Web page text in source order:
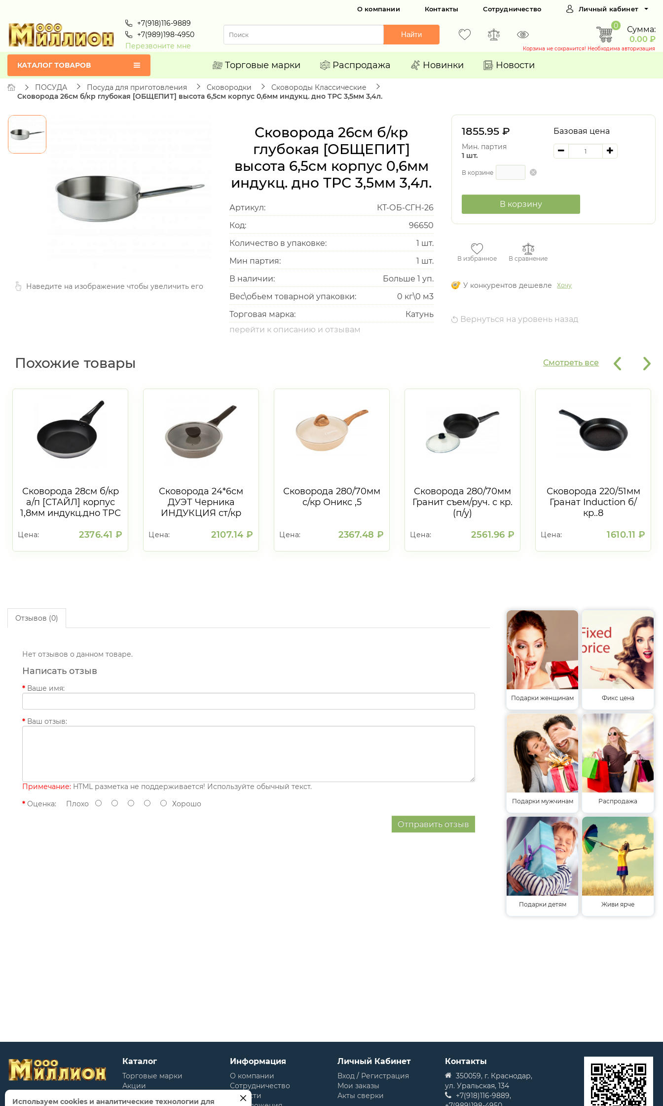
О компании Контакты Сотрудничество Личный кабинет
+7(918)116-9889
+7(989)198-4950
Перезвоните мне
Найти
0
Сумма:
0.00 ₽
Корзина не сохранится! Необходима авторизация
КАТАЛОГ ТОВАРОВ Торговые марки Распродажа Новинки Новости
ПОСУДА Посуда для приготовления Сковородки
Сковороды Классические
Сковорода 26см б/кр глубокая [ОБЩЕПИТ] высота 6,5см корпус 0,6мм индукц. дно ТРС 3,5мм 3,4л.
Наведите на изображение чтобы увеличить его
Сковорода 26см б/кр
глубокая [ОБЩЕПИТ]
высота 6,5см корпус 0,6мм
индукц. дно ТРС 3,5мм 3,4л.
Артикул:
КТ-ОБ-СГН-26
Код:
96650
Количество в упаковке:
1 шт.
Мин партия:
1 шт.
В наличии:
Больше 1 уп.
Вес\обьем товарной упаковки:
0 кг\0 м3
Торговая марка:
Катунь
перейти к описанию и отзывам
1855.95 ₽ Базовая цена
Мин. партия
1 шт.
В корзине
В корзину
В избранное В сравнение
У конкурентов дешевле Хочу
Вернуться на уровень назад
Похожие товары Смотреть все
Сковорода 28см б/кр
а/п [СТАЙЛ] корпус
1,8мм индукц.дно ТРС
Цена: 2376.41 ₽
Сковорода 24*6см
ДУЭТ Черника
ИНДУКЦИЯ ст/кр
Цена: 2107.14 ₽
Сковорода 280/70мм
с/кр Оникс ,5
Цена: 2367.48 ₽
Сковорода 280/70мм
Гранит съем/руч. с кр.
(п/у)
Цена: 2561.96 ₽
Сковорода 220/51мм
Гранат Induction б/
кр..8
Цена: 1610.11 ₽
Отзывов (0)
Нет отзывов о данном товаре.
Написать отзыв
Ваше имя:
Ваш отзыв:
Примечание: HTML разметка не поддерживается! Используйте обычный текст.
Оценка: Плохо Хорошо
Отправить отзыв
Подарки женщинам Фикс цена
Подарки мужчинам Распродажа
Подарки детям Живи ярче
Каталог
Торговые марки
Акции
Информация
О компании
Сотрудничество
Новости
Личный Кабинет
Вход / Регистрация
Мои заказы
Акты сверки
Контакты
350059, г. Краснодар,
ул. Уральская, 134
+7(918)116-9889,
Используем cookies и аналитические технологии для